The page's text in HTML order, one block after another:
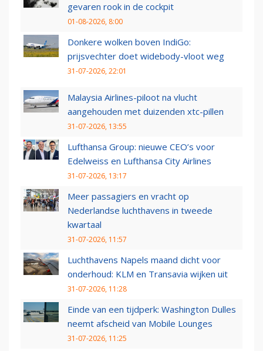
gevaren rook in de cockpit
01-08-2026, 8:00
Donkere wolken boven IndiGo:
prijsvechter doet widebody-vloot weg
31-07-2026, 22:01
Malaysia Airlines-piloot na vlucht
aangehouden met duizenden xtc-pillen
31-07-2026, 13:55
Lufthansa Group: nieuwe CEO’s voor
Edelweiss en Lufthansa City Airlines
31-07-2026, 13:17
Meer passagiers en vracht op
Nederlandse luchthavens in tweede
kwartaal
31-07-2026, 11:57
Luchthavens Napels maand dicht voor
onderhoud: KLM en Transavia wijken uit
31-07-2026, 11:28
Einde van een tijdperk: Washington Dulles
neemt afscheid van Mobile Lounges
31-07-2026, 11:25